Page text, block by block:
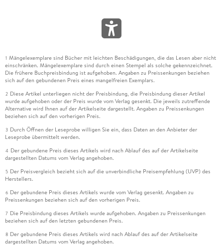
1 Mängelexemplare sind Bücher mit leichten Beschädigungen, die das Lesen aber nicht
einschränken. Mängelexemplare sind durch einen Stempel als solche gekennzeichnet.
Die frühere Buchpreisbindung ist aufgehoben. Angaben zu Preissenkungen beziehen
sich auf den gebundenen Preis eines mangelfreien Exemplars.
2 Diese Artikel unterliegen nicht der Preisbindung, die Preisbindung dieser Artikel
wurde aufgehoben oder der Preis wurde vom Verlag gesenkt. Die jeweils zutreffende
Alternative wird Ihnen auf der Artikelseite dargestellt. Angaben zu Preissenkungen
beziehen sich auf den vorherigen Preis.
3 Durch Öffnen der Leseprobe willigen Sie ein, dass Daten an den Anbieter der
Leseprobe übermittelt werden.
4 Der gebundene Preis dieses Artikels wird nach Ablauf des auf der Artikelseite
dargestellten Datums vom Verlag angehoben.
5 Der Preisvergleich bezieht sich auf die unverbindliche Preisempfehlung (UVP) des
Herstellers.
6 Der gebundene Preis dieses Artikels wurde vom Verlag gesenkt. Angaben zu
Preissenkungen beziehen sich auf den vorherigen Preis.
7 Die Preisbindung dieses Artikels wurde aufgehoben. Angaben zu Preissenkungen
beziehen sich auf den letzten gebundenen Preis.
8 Der gebundene Preis dieses Artikels wird nach Ablauf des auf der Artikelseite
dargestellten Datums vom Verlag angehoben.